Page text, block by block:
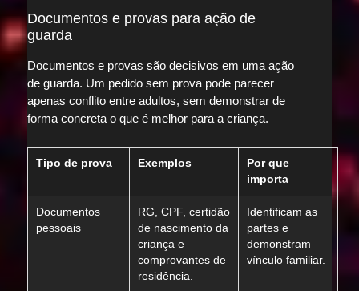
Documentos e provas para ação de
guarda
Documentos e provas são decisivos em uma ação
de guarda. Um pedido sem prova pode parecer
apenas conflito entre adultos, sem demonstrar de
forma concreta o que é melhor para a criança.
Tipo de prova Exemplos
Por que
importa
Documentos
pessoais
RG, CPF, certidão
de nascimento da
criança e
comprovantes de
residência.
Identificam as
partes e
demonstram
vínculo familiar.